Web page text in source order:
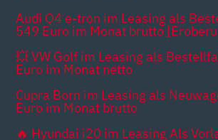
Audi Q4 e-tron im Leasing als
549 Euro im Monat brutto
💥 VW Golf im Leasing als
Euro im Monat netto
Cupra Born im Leasing als
Euro im Monat brutto
🔥 Hyundai i20 im Leasing Als